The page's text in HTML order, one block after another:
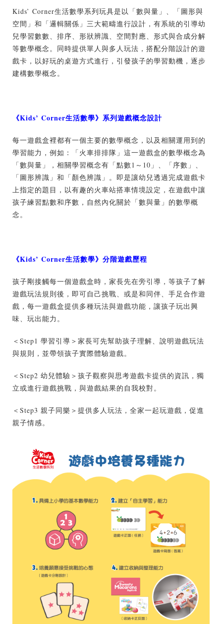
Kids’ Corner生活數學系列玩具是以「數與量」、「圖形與
空間」和「邏輯關係」三大範疇進行設計，有系統的引導幼
兒學習數數、排序、形狀辨識、空間對應、形式與合成分解
等數學概念。同時提供單人與多人玩法，搭配分階設計的遊
戲卡，以好玩的桌遊方式進行，引發孩子的學習動機，逐步
建構數學概念。
《Kids’ Corner生活數學》 系列遊戲概念設計
每一遊戲盒裡都有一個主要的數學概念，以及相關運用到的
學習能力，例如：「火車排排隊」這一遊戲盒的數學概念為
「數與量」，相關學習概念有「點數1～10」、「序數」、
「圖形辨識」和「顏色辨識」。即是讓幼兒透過完成遊戲卡
上指定的題目，以有趣的火車站搭車情境設定，在遊戲中讓
孩子練習點數和序數，自然內化關於「數與量」的數學概
念。
《Kids’ Corner生活數學》 分階遊戲歷程
孩子剛接觸每一個遊戲盒時，家長先在旁引導，等孩子了解
遊戲玩法規則後，即可自己挑戰、或是和同伴、手足合作遊
戲，每一遊戲盒提供多種玩法與遊戲功能，讓孩子玩出興
味、玩出能力。
＜Step1 學習引導＞家長可先幫助孩子理解、說明遊戲玩法
與規則，並帶領孩子實際體驗遊戲。
＜Step2 幼兒體驗＞孩子觀察與思考遊戲卡提供的資訊，獨
立或進行遊戲挑戰，與遊戲結果的自我校對。
＜Step3 親子同樂＞提供多人玩法，全家一起玩遊戲，促進
親子情感。